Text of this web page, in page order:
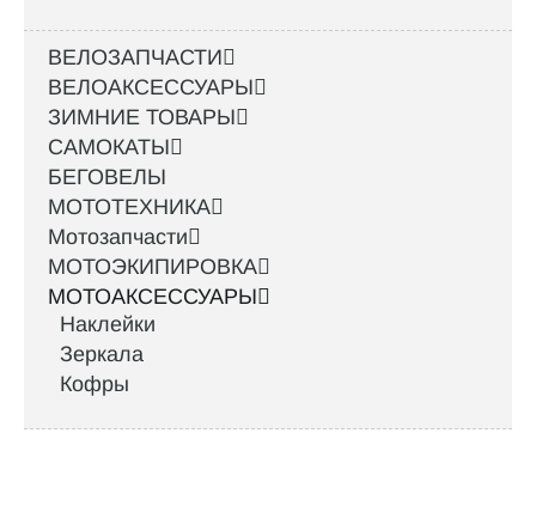
ВЕЛОЗАПЧАСТИ
ВЕЛОАКСЕССУАРЫ
ЗИМНИЕ ТОВАРЫ
САМОКАТЫ
БЕГОВЕЛЫ
МОТОТЕХНИКА
Мотозапчасти
МОТОЭКИПИРОВКА
МОТОАКСЕССУАРЫ
Наклейки
Зеркала
Кофры